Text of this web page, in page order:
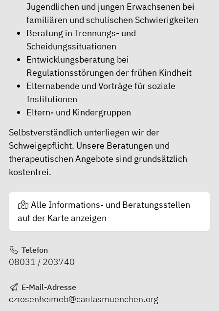
Jugendlichen und jungen Erwachsenen bei
familiären und schulischen Schwierigkeiten
Beratung in Trennungs- und
Scheidungssituationen
Entwicklungsberatung bei
Regulationsstörungen der frühen Kindheit
Elternabende und Vorträge für soziale
Institutionen
Eltern- und Kindergruppen
Selbstverständlich unterliegen wir der
Schweigepflicht. Unsere Beratungen und
therapeutischen Angebote sind grundsätzlich
kostenfrei.
Alle Informations- und Beratungsstellen
auf der Karte anzeigen
Telefon
08031 / 203740
E-Mail-Adresse
czrosenheimeb@caritasmuenchen.org